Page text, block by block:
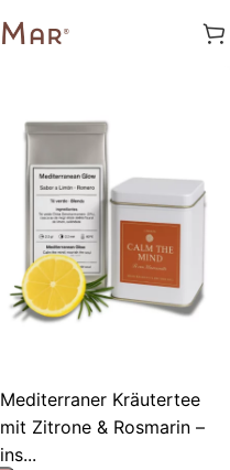
Mediterraner Kräutertee
mit Zitrone & Rosmarin –
ins...